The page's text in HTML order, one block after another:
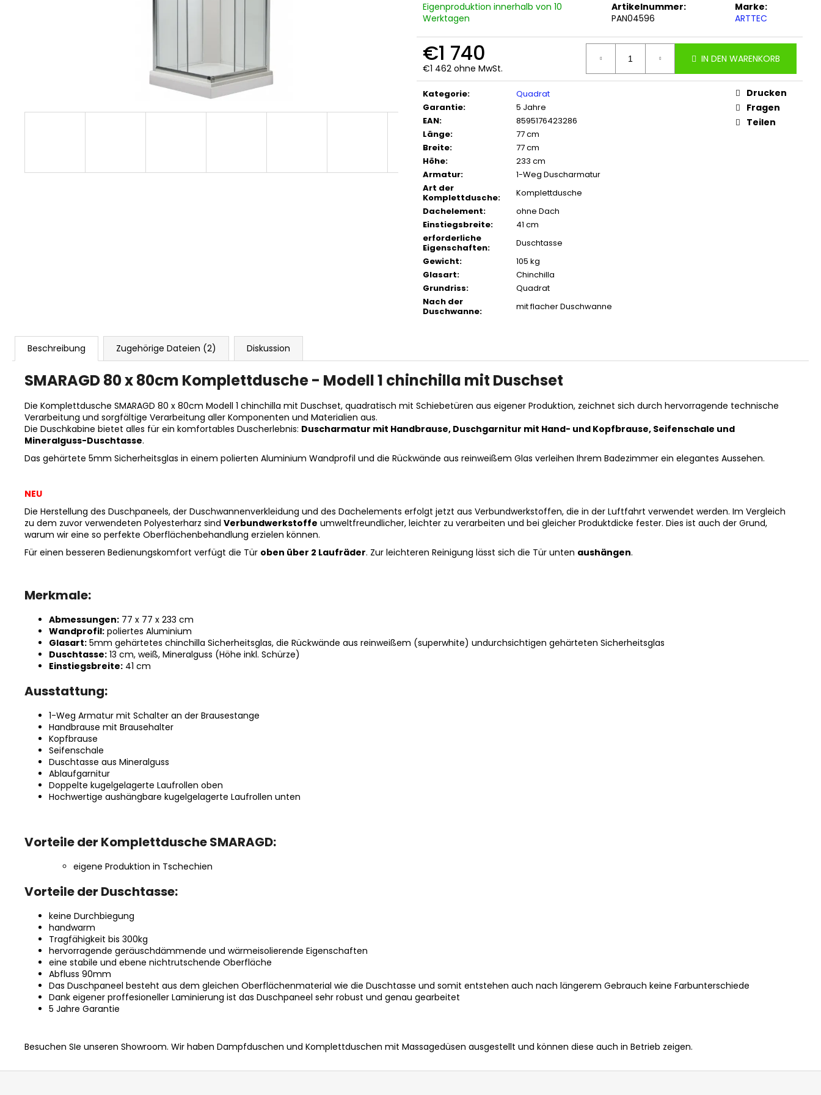
Eigenproduktion innerhalb von 10
Werktagen
Artikelnummer:
PAN04596
Marke:
ARTTEC
€1 740
€1 462 ohne MwSt.
Verkaufspreis:
IN DEN WARENKORB
Kategorie:
Quadrat
Garantie:
5 Jahre
EAN:
8595176423286
Länge:
77 cm
Breite:
77 cm
Höhe:
233 cm
Armatur:
1-Weg Duscharmatur
Art der
Komplettdusche:
Komplettdusche
Dachelement:
ohne Dach
Einstiegsbreite:
41 cm
erforderliche
Eigenschaften:
Duschtasse
Gewicht:
105 kg
Glasart:
Chinchilla
Grundriss:
Quadrat
Nach der
Duschwanne: mit flacher Duschwanne
Drucken
Fragen
Teilen
Beschreibung Zugehörige Dateien (2) Diskussion
SMARAGD 80 x 80cm Komplettdusche - Modell 1 chinchilla mit Duschset
Die Komplettdusche SMARAGD 80 x 80cm Modell 1 chinchilla mit Duschset, quadratisch mit Schiebetüren aus eigener Produktion, zeichnet sich durch hervorragende technische
Verarbeitung und sorgfältige Verarbeitung aller Komponenten und Materialien aus.
Die Duschkabine bietet alles für ein komfortables Duscherlebnis: Duscharmatur mit Handbrause, Duschgarnitur mit Hand- und Kopfbrause, Seifenschale und
Mineralguss-Duschtasse.
Das gehärtete 5mm Sicherheitsglas in einem polierten Aluminium Wandprofil und die Rückwände aus reinweißem Glas verleihen Ihrem Badezimmer ein elegantes Aussehen.
NEU
Die Herstellung des Duschpaneels, der Duschwannenverkleidung und des Dachelements erfolgt jetzt aus Verbundwerkstoffen, die in der Luftfahrt verwendet werden. Im Vergleich
zu dem zuvor verwendeten Polyesterharz sind Verbundwerkstoffe umweltfreundlicher, leichter zu verarbeiten und bei gleicher Produktdicke fester. Dies ist auch der Grund,
warum wir eine so perfekte Oberflächenbehandlung erzielen können.
Für einen besseren Bedienungskomfort verfügt die Tür oben über 2 Laufräder. Zur leichteren Reinigung lässt sich die Tür unten aushängen.
Merkmale:
Abmessungen: 77 x 77 x 233 cm
Wandprofil: poliertes Aluminium
Glasart: 5mm gehärtetes chinchilla Sicherheitsglas, die Rückwände aus reinweißem (superwhite) undurchsichtigen gehärteten Sicherheitsglas
Duschtasse: 13 cm, weiß, Mineralguss (Höhe inkl. Schürze)
Einstiegsbreite: 41 cm
Ausstattung:
1-Weg Armatur mit Schalter an der Brausestange
Handbrause mit Brausehalter
Kopfbrause
Seifenschale
Duschtasse aus Mineralguss
Ablaufgarnitur
Doppelte kugelgelagerte Laufrollen oben
Hochwertige aushängbare kugelgelagerte Laufrollen unten
Vorteile der Komplettdusche SMARAGD:
eigene Produktion in Tschechien
Vorteile der Duschtasse:
keine Durchbiegung
handwarm
Tragfähigkeit bis 300kg
hervorragende geräuschdämmende und wärmeisolierende Eigenschaften
eine stabile und ebene nichtrutschende Oberfläche
Abfluss 90mm
Das Duschpaneel besteht aus dem gleichen Oberflächenmaterial wie die Duschtasse und somit entstehen auch nach längerem Gebrauch keine Farbunterschiede
Dank eigener proffesioneller Laminierung ist das Duschpaneel sehr robust und genau gearbeitet
5 Jahre Garantie
Besuchen SIe unseren Showroom. Wir haben Dampfduschen und Komplettduschen mit Massagedüsen ausgestellt und können diese auch in Betrieb zeigen.